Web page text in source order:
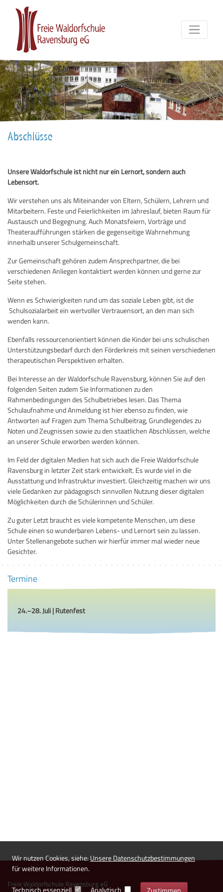
Wir nutzen Cookies, siehe:Unsere Datenschutzbestimmungen
für weitere Informationen.
Abschlüsse
Unsere Waldorfschule ist nicht nur ein Lernort, sondern auch
Lebensort.
Wir verstehen uns als Miteinander von Eltern, Schülern, Lehrern und
Mitarbeitern. Feste und Feierlichkeiten im Jahreslauf, bieten Raum für
Austausch und Begegnung. Auch Monatsfeiern, Vorträge und
Theateraufführungen stärken die gegenseitige Wahrnehmung
innerhalb unserer Schulgemeinschaft.
Zur Gemeinschaft gehören zudem Ansprechpartner, die bei
verschiedenen Anliegen kontaktiert werden können und gerne zur
Seite stehen.
Wenn es Schwierigkeiten rund um das soziale Leben gibt, ist die
Schulsozialarbeit ein wertvoller Vertrauensort, an den man sich
wenden kann.
Ebenfalls ressourcenorientiert können die Kinder bei uns schulischen
Unterstützungsbedarf durch den Förderkreis mit seinen verschiedenen
therapeutischen Perspektiven erhalten.
Bei Interesse an der Waldorfschule Ravensburg, können Sie auf den
folgenden Seiten zudem Sie Informationen zu den
Rahmenbedingungen des Schulbetriebes lesen. Das Thema
Schulaufnahme und Anmeldung ist hier ebenso zu finden, wie
Antworten auf Fragen zum Thema Schulbeitrag, Grundlegendes zu
Noten und Zeugnissen sowie zu den staatlichen Abschlüssen, welche
an unserer Schule erworben werden können.
Im Feld der digitalen Medien hat sich auch die Freie Waldorfschule
Ravensburg in letzter Zeit stark entwickelt. Es wurde viel in die
Ausstattung und Infrastruktur investiert. Gleichzeitig machen wir uns
viele Gedanken zur pädagogisch sinnvollen Nutzung dieser digitalen
Möglichkeiten durch die Schülerinnen und Schüler.
Zu guter Letzt braucht es viele kompetente Menschen, um diese
Schule einen so wunderbaren Lebens- und Lernort sein zu lassen.
Unter Stellenangebote suchen wir hierfür immer mal wieder neue
Gesichter.
Termine
24.–28. Juli | Rutenfest
Freie Waldorfschule Ravensburg eG